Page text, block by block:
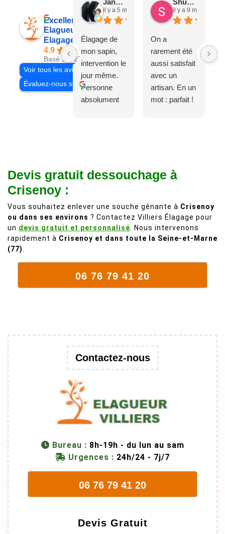
Excellent
Elagueur 77
Elagage Villiers
4.9
Basé sur 27 avis
Voir tous les avis
Évaluez-nous sur
Jane D.
il y a 5 mois
Élagage de
mon sapin,
intervention le
jour même.
Personne
absolument
comme on en
Shuang & Jean K.
il y a 9 mois
On a
rarement été
aussi satisfait
avec un
artisan. En un
mot : parfait !
débordait trop
chez les
plein de bois
mort. C'est
délicat parce
trop lourde et
donc
son équipes
connaissent
très bien leur
juste une
évidence. Et
en plus ils
sympathique.
Devis gratuit dessouchage à
Crisenoy :
Vous souhaitez enlever une souche gênante à Crisenoy
ou dans ses environs ? Contactez Villiers Élagage pour
un devis gratuit et personnalisé . Nous intervenons
rapidement à Crisenoy et dans toute la Seine-et-Marne
(77)
06 76 79 41 20
Contactez-nous
Bureau : 8h-19h - du lun au sam
Urgences : 24h/24 - 7j/7
06 76 79 41 20
Devis Gratuit